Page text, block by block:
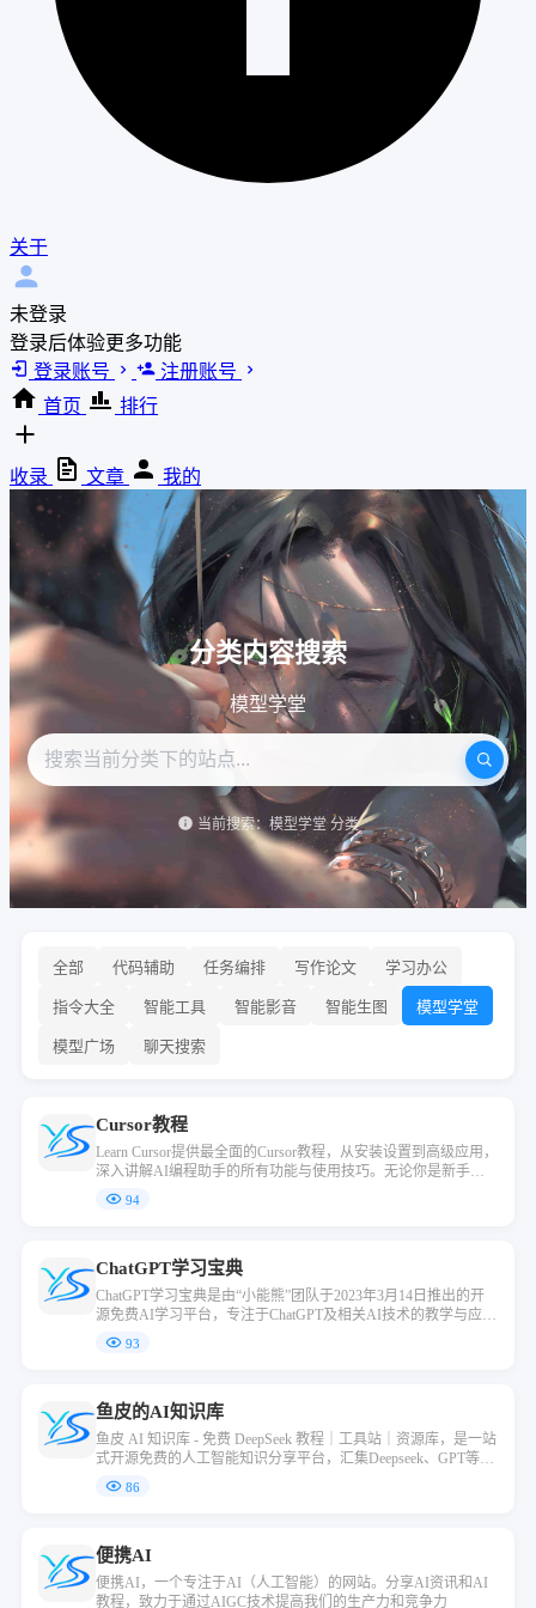
关于
未登录
登录后体验更多功能
登录账号
注册账号
首页
排行
收录 文章 我的
分类内容搜索
模型学堂
当前搜索：模型学堂 分类
全部 代码辅助 任务编排 写作论文 学习办公
指令大全 智能工具 智能影音 智能生图 模型学堂
模型广场 聊天搜索
Cursor教程
Learn Cursor提供最全面的Cursor教程，从安装设置到高级应用，
深入讲解AI编程助手的所有功能与使用技巧。无论你是新手入
门还是寻求进阶，都能在这里找到专业指南
94
ChatGPT学习宝典
ChatGPT学习宝典是由“小能熊”团队于2023年3月14日推出的开
源免费AI学习平台，专注于ChatGPT及相关AI技术的教学与应
用。跳跳兔导航网发现，平台通过系统化的课程、真实案例和工
具推荐，帮助用户理解ChatGPT的底层原理（如GPT-4架构）、
93
鱼皮的AI知识库
鱼皮 AI 知识库 - 免费 DeepSeek 教程｜工具站｜资源库，是一站
式开源免费的人工智能知识分享平台，汇集Deepseek、GPT等热
门AI工具介绍、使用指南、技巧分享、应用场景、AI变现、行
业资讯、教程资源汇总，提供系统化的AI教程、精选AI资源，
86
便携AI
便携AI，一个专注于AI（人工智能）的网站。分享AI资讯和AI
教程，致力于通过AIGC技术提高我们的生产力和竞争力